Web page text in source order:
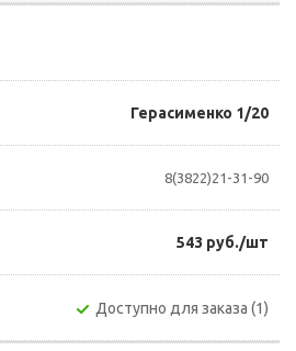
Герасименко 1/20
8(3822)21-31-90
543 руб./шт
Доступно для заказа (1)